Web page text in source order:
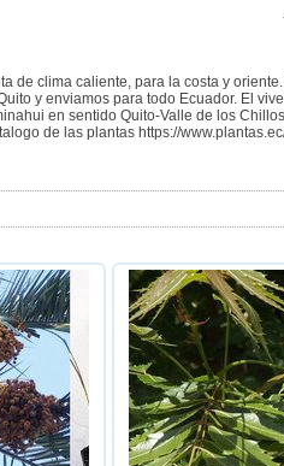
de clima caliente, para la costa y
y enviamos para todo Ecuador. El
en sentido Quito-Valle de los
de las plantas https://